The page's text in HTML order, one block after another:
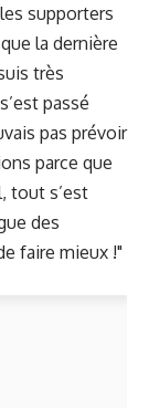
supporters
la dernière
très
passé
pas prévoir
parce que
tout s’est
des
faire mieux !"